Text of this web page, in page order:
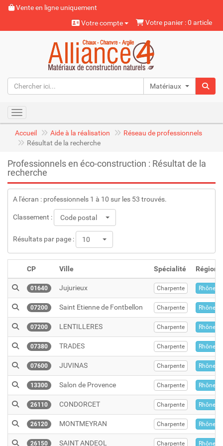
Vente en ligne uniquement
Votre compte
Votre panier : 0 article
Matériaux naturels
Toggle navigation
Accueil Aide à la réalisation
Réseau de professionnels
Résultat de la recherche
Professionnels en éco-construction : Résultat de la
recherche
A l'écran : professionnels 1 à 10 sur les 53 trouvés.
Classement : Code postal
Résultats par page : 10
CP Ville Spécialité Région
01640 Jujurieux Charpente Rhône-
07200 Saint Etienne de Fontbellon Charpente Rhône-
07200 LENTILLERES Charpente Rhône-
07380 TRADES Charpente Rhône-
07600 JUVINAS Charpente Rhône-
13300 Salon de Provence Charpente Rhône-
26110 CONDORCET Charpente Rhône-
26120 MONTMEYRAN Charpente Rhône-
26150 SAINT ANDEOL Charpente Rhône-